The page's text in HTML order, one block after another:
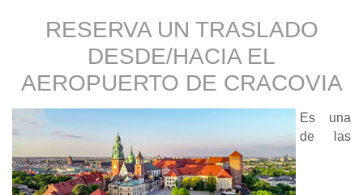
RESERVA UN TRASLADO
DESDE/HACIA EL
AEROPUERTO DE CRACOVIA
Es una
de las